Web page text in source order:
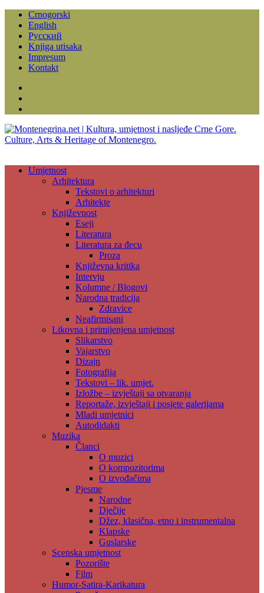
Crnogorski
English
Русский
Knjiga utisaka
Impresum
Kontakt
Umjetnost
Arhitektura
Tekstovi o arhitekturi
Arhitekte
Književnost
Eseji
Literatura
Literatura za đecu
Proza
Književna kritika
Intervju
Kolumne / Blogovi
Narodna tradicija
Zdravice
Neafirmisani
Likovna i primijenjena umjetnost
Slikarstvo
Vajarstvo
Dizajn
Fotografija
Tekstovi – lik. umjet.
Izložbe – izvještaji sa otvaranja
Reportaže, izvještaji i posjete galerijama
Mladi umjetnici
Autodidakti
Muzika
Članci
O muzici
O kompozitorima
O izvođačima
Pjesme
Narodne
Dječije
Džez, klasična, etno i instrumentalna
Klapske
Guslarske
Scenska umjetnost
Pozorište
Film
Humor-Satira-Karikatura